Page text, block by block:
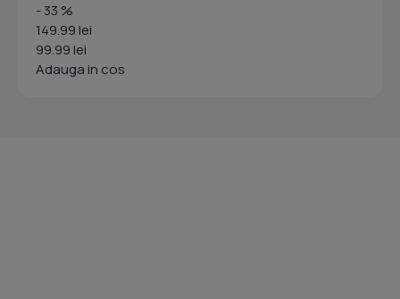
- 33 %
149.99 lei
99.99 lei
Adauga in cos